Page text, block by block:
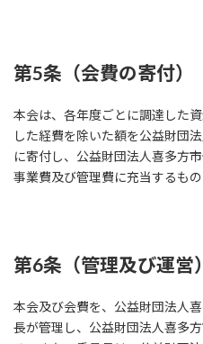
第5条（会費の寄付）
本会は、各年度ごとに調達した
した経費を除いた額を公益財団
に寄付し、公益財団法人喜多方
事業費及び管理費に充当するもの
第6条（管理及び運営）
本会及び会費を、公益財団法人
長が管理し、公益財団法人喜多